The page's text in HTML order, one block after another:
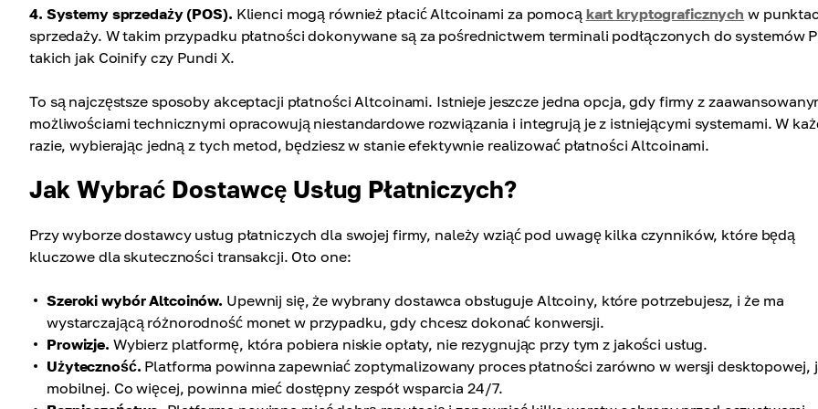
4. Systemy sprzedaży (POS). Klienci mogą również płacić Altcoinami za pomocą kart kryptograficznych w
sprzedaży. W takim przypadku płatności dokonywane są za pośrednictwem terminali podłączonych do systemów
takich jak Coinify czy Pundi X.
To są najczęstsze sposoby akceptacji płatności Altcoinami. Istnieje jeszcze jedna opcja, gdy firmy z
możliwościami technicznymi opracowują niestandardowe rozwiązania i integrują je z istniejącymi systemami. W
razie, wybierając jedną z tych metod, będziesz w stanie efektywnie realizować płatności Altcoinami.
Jak Wybrać Dostawcę Usług Płatniczych?
Przy wyborze dostawcy usług płatniczych dla swojej firmy, należy wziąć pod uwagę kilka czynników, które będą
kluczowe dla skuteczności transakcji. Oto one:
Szeroki wybór Altcoinów. Upewnij się, że wybrany dostawca obsługuje Altcoiny, które potrzebujesz, i że ma
wystarczającą różnorodność monet w przypadku, gdy chcesz dokonać konwersji.
Prowizje. Wybierz platformę, która pobiera niskie opłaty, nie rezygnując przy tym z jakości usług.
Użyteczność. Platforma powinna zapewniać zoptymalizowany proces płatności zarówno w wersji desktopowej,
mobilnej. Co więcej, powinna mieć dostępny zespół wsparcia 24/7.